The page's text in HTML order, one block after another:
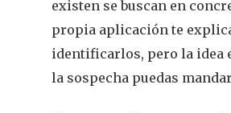
existen se buscan en
propia aplicación te
identificarlos, pero la idea
la sospecha puedas